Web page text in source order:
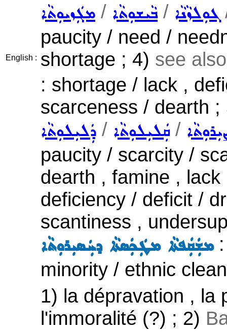
English :
ܡܓܲܙܝܘܼܬܵܐ / ܒܵܝܫܘܼܬܵܐ/ ܓܘܼܠܙܵܢܵܐ
paucity / need /
shortage ; 4) see
: shortage / lack ,
scarceness / dearth
ܕܲܠܝܼܠܘܼܬܵܐ / ܩܲܠܝܼܠܘܼܬܵܐ /
paucity / scarcity /
dearth , famine ,
deficiency / deficit /
scantiness ,
ܡܫܲܩܲܦܬܵܐ ܡܛܲܟܲܣܬܵܐ ܕܚܲܣܝܼܪܘܼܬܵܐ:
minority / ethnic
1) la dépravation , la
l'immoralité (?) ; 2)